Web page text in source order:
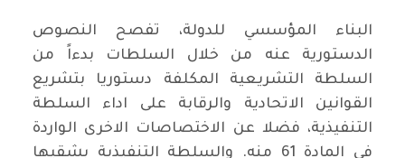
البناء المؤسسي للدولة، تفصح النصوص
الدستورية عنه من خلال السلطات بدءاً من
السلطة التشريعية المكلفة دستوريا بتشريع
القوانين الاتحادية والرقابة على اداء السلطة
التنفيذية، فضلا عن الاختصاصات الاخرى الواردة
في المادة 61 منه. والسلطة التنفيذية بشقيها